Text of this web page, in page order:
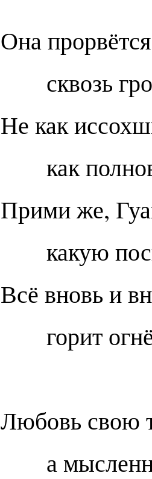
Она
сквозь
Не как
как
Прими же,
какую
Всё вновь и
горит
Любовь свою
а